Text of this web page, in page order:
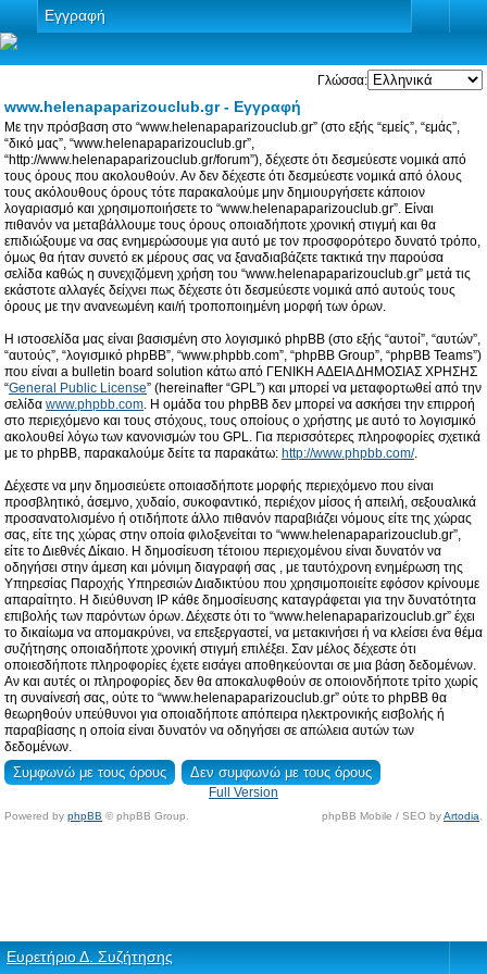
Εγγραφή
Γλώσσα:
www.helenapaparizouclub.gr - Εγγραφή
Με την πρόσβαση στο “www.helenapaparizouclub.gr” (στο εξής “εμείς”, “εμάς”,
“δικό μας”, “www.helenapaparizouclub.gr”,
“http://www.helenapaparizouclub.gr/forum”), δέχεστε ότι δεσμεύεστε νομικά από
τους όρους που ακολουθούν. Αν δεν δέχεστε ότι δεσμεύεστε νομικά από όλους
τους ακόλουθους όρους τότε παρακαλούμε μην δημιουργήσετε κάποιον
λογαριασμό και χρησιμοποιήσετε το “www.helenapaparizouclub.gr”. Είναι
πιθανόν να μεταβάλλουμε τους όρους οποιαδήποτε χρονική στιγμή και θα
επιδιώξουμε να σας ενημερώσουμε για αυτό με τον προσφορότερο δυνατό τρόπο,
όμως θα ήταν συνετό εκ μέρους σας να ξαναδιαβάζετε τακτικά την παρούσα
σελίδα καθώς η συνεχιζόμενη χρήση του “www.helenapaparizouclub.gr” μετά τις
εκάστοτε αλλαγές δείχνει πως δέχεστε ότι δεσμεύεστε νομικά από αυτούς τους
όρους με την ανανεωμένη και/ή τροποποιημένη μορφή των όρων.
Η ιστοσελίδα μας είναι βασισμένη στο λογισμικό phpBB (στο εξής “αυτοί”, “αυτών”,
“αυτούς”, “λογισμικό phpBB”, “www.phpbb.com”, “phpBB Group”, “phpBB Teams”)
που είναι a bulletin board solution κάτω από ΓΕΝΙΚΗ ΑΔΕΙΑ ΔΗΜΟΣΙΑΣ ΧΡΗΣΗΣ
“General Public License” (hereinafter “GPL”) και μπορεί να μεταφορτωθεί από την
σελίδα www.phpbb.com. Η ομάδα του phpBB δεν μπορεί να ασκήσει την επιρροή
στο περιεχόμενο και τους στόχους, τους οποίους ο χρήστης με αυτό το λογισμικό
ακολουθεί λόγω των κανονισμών του GPL. Για περισσότερες πληροφορίες σχετικά
με το phpBB, παρακαλούμε δείτε τα παρακάτω: http://www.phpbb.com/.
Δέχεστε να μην δημοσιεύετε οποιασδήποτε μορφής περιεχόμενο που είναι
προσβλητικό, άσεμνο, χυδαίο, συκοφαντικό, περιέχον μίσος ή απειλή, σεξουαλικά
προσανατολισμένο ή οτιδήποτε άλλο πιθανόν παραβιάζει νόμους είτε της χώρας
σας, είτε της χώρας στην οποία φιλοξενείται το “www.helenapaparizouclub.gr”,
είτε το Διεθνές Δίκαιο. Η δημοσίευση τέτοιου περιεχομένου είναι δυνατόν να
οδηγήσει στην άμεση και μόνιμη διαγραφή σας , με ταυτόχρονη ενημέρωση της
Υπηρεσίας Παροχής Υπηρεσιών Διαδικτύου που χρησιμοποιείτε εφόσον κρίνουμε
απαραίτητο. Η διεύθυνση IP κάθε δημοσίευσης καταγράφεται για την δυνατότητα
επιβολής των παρόντων όρων. Δέχεστε ότι το “www.helenapaparizouclub.gr” έχει
το δικαίωμα να απομακρύνει, να επεξεργαστεί, να μετακινήσει ή να κλείσει ένα θέμα
συζήτησης οποιαδήποτε χρονική στιγμή επιλέξει. Σαν μέλος δέχεστε ότι
οποιεσδήποτε πληροφορίες έχετε εισάγει αποθηκεύονται σε μια βάση δεδομένων.
Αν και αυτές οι πληροφορίες δεν θα αποκαλυφθούν σε οποιονδήποτε τρίτο χωρίς
τη συναίνεσή σας, ούτε το “www.helenapaparizouclub.gr” ούτε το phpBB θα
θεωρηθούν υπεύθυνοι για οποιαδήποτε απόπειρα ηλεκτρονικής εισβολής ή
παραβίασης η οποία είναι δυνατόν να οδηγήσει σε απώλεια αυτών των
δεδομένων.
Full Version
Powered by phpBB © phpBB Group. phpBB Mobile / SEO byArtodia
Ευρετήριο Δ. Συζήτησης